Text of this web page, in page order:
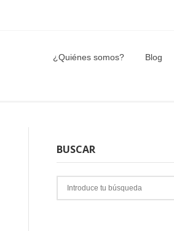
¿Quiénes somos? Blog
BUSCAR